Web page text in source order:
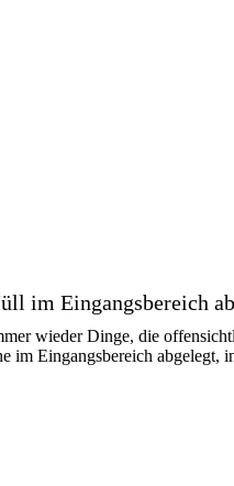
im Eingangsbereich
wieder Dinge, die
im Eingangsbereich abgelegt,